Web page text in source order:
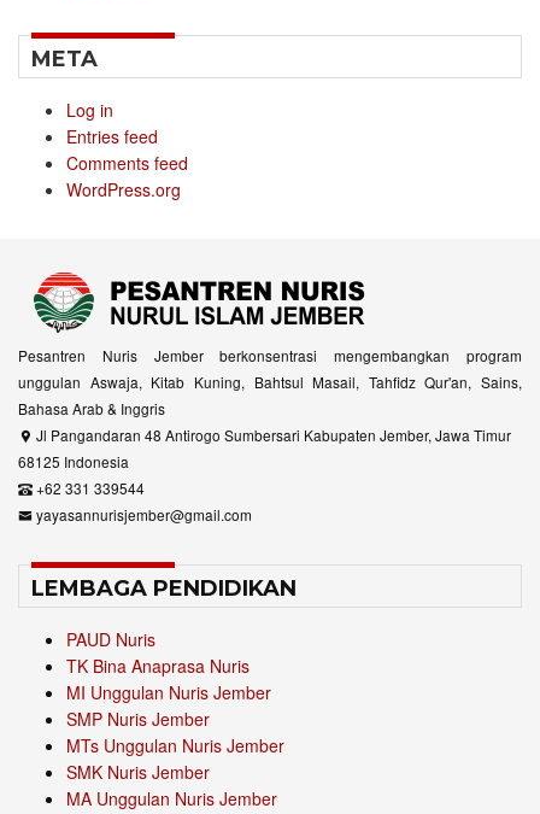
META
Log in
Entries feed
Comments feed
WordPress.org
Pesantren Nuris Jember berkonsentrasi mengembangkan program
unggulan Aswaja, Kitab Kuning, Bahtsul Masail, Tahfidz Qur'an, Sains,
Bahasa Arab & Inggris
Jl Pangandaran 48 Antirogo Sumbersari Kabupaten Jember, Jawa Timur
68125 Indonesia
+62 331 339544
yayasannurisjember@gmail.com
LEMBAGA PENDIDIKAN
PAUD Nuris
TK Bina Anaprasa Nuris
MI Unggulan Nuris Jember
SMP Nuris Jember
MTs Unggulan Nuris Jember
SMK Nuris Jember
MA Unggulan Nuris Jember